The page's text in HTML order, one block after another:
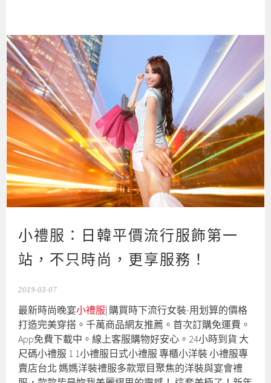
小禮服：日韓平價流行服飾第一
站，不只時尚，更享服務！
2019-03-07
最新時尚晚宴小禮服| 購買時下流行女裝-用划算的價格
打造完美穿搭。千萬商品網友推薦。首次訂購免運費。
App免費下載中。線上客服購物好安心。24小時到貨 大
尺碼小禮服 1 1小禮服日式小禮服 專櫃小洋裝 小禮服專
賣店台北 媽媽洋裝禮服多款眾目聚焦的洋裝與宴會禮